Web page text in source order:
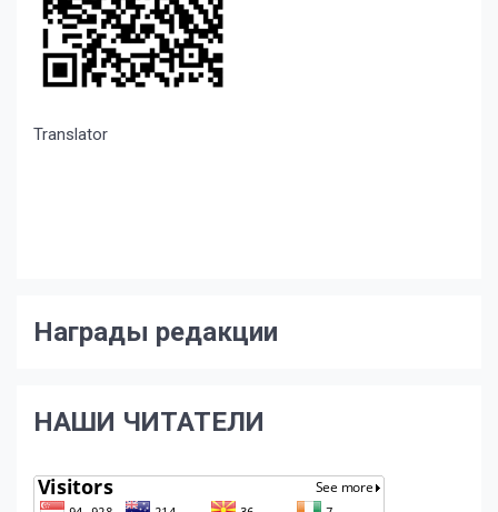
Translator
Награды редакции
НАШИ ЧИТАТЕЛИ